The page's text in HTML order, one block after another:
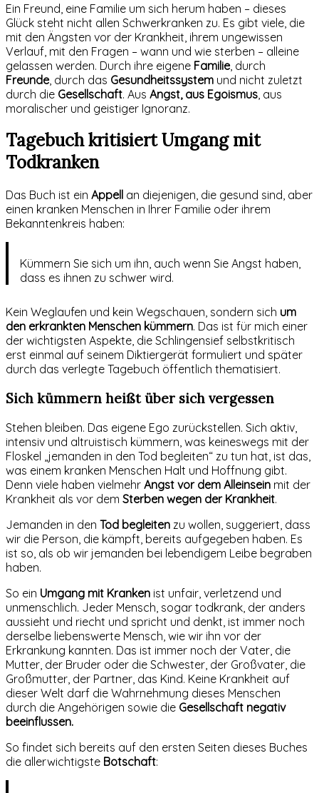
Ein Freund, eine Familie um sich herum haben – dieses
Glück steht nicht allen Schwerkranken zu. Es gibt viele, die
mit den Ängsten vor der Krankheit, ihrem ungewissen
Verlauf, mit den Fragen – wann und wie sterben – alleine
gelassen werden. Durch ihre eigene Familie, durch
Freunde, durch das Gesundheitssystem und nicht zuletzt
durch die Gesellschaft. Aus Angst, aus Egoismus , aus
moralischer und geistiger Ignoranz.
Tagebuch kritisiert Umgang mit
Todkranken
Das Buch ist ein Appell an diejenigen, die gesund sind, aber
einen kranken Menschen in Ihrer Familie oder ihrem
Bekanntenkreis haben:
Kümmern Sie sich um ihn, auch wenn Sie Angst haben,
dass es ihnen zu schwer wird.
Kein Weglaufen und kein Wegschauen, sondern sich um
den erkrankten Menschen kümmern. Das ist für mich einer
der wichtigsten Aspekte, die Schlingensief selbstkritisch
erst einmal auf seinem Diktiergerät formuliert und später
durch das verlegte Tagebuch öffentlich thematisiert.
Sich kümmern heißt über sich vergessen
Stehen bleiben. Das eigene Ego zurückstellen. Sich aktiv,
intensiv und altruistisch kümmern, was keineswegs mit der
Floskel „jemanden in den Tod begleiten“ zu tun hat, ist das,
was einem kranken Menschen Halt und Hoffnung gibt.
Denn viele haben vielmehr Angst vor dem Alleinsein mit der
Krankheit als vor dem Sterben wegen der Krankheit.
Jemanden in den Tod begleiten zu wollen, suggeriert, dass
wir die Person, die kämpft, bereits aufgegeben haben. Es
ist so, als ob wir jemanden bei lebendigem Leibe begraben
haben.
So ein Umgang mit Kranken ist unfair, verletzend und
unmenschlich. Jeder Mensch, sogar todkrank, der anders
aussieht und riecht und spricht und denkt, ist immer noch
derselbe liebenswerte Mensch, wie wir ihn vor der
Erkrankung kannten. Das ist immer noch der Vater, die
Mutter, der Bruder oder die Schwester, der Großvater, die
Großmutter, der Partner, das Kind. Keine Krankheit auf
dieser Welt darf die Wahrnehmung dieses Menschen
durch die Angehörigen sowie die Gesellschaft negativ
beeinflussen.
So findet sich bereits auf den ersten Seiten dieses Buches
die allerwichtigste Botschaft: